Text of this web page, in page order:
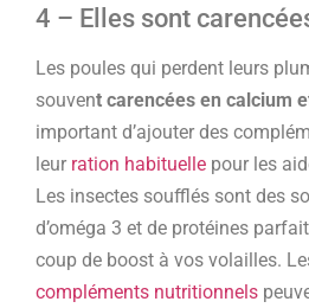
4 – Elles sont
Les poules qui perdent leurs
souvent carencées en calcium
important d’ajouter des
leur ration habituelle pour les
Les insectes soufflés sont des
d’oméga 3 et de protéines
coup de boost à vos volailles.
compléments nutritionnels